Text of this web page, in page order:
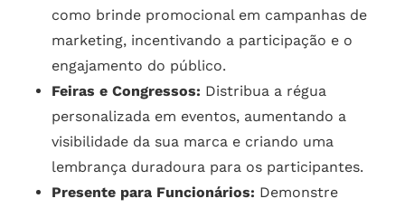
como brinde promocional em campanhas de
marketing, incentivando a participação e o
engajamento do público.
Feiras e Congressos: Distribua a régua
personalizada em eventos, aumentando a
visibilidade da sua marca e criando uma
lembrança duradoura para os participantes.
Presente para Funcionários: Demonstre